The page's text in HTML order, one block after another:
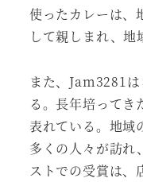
使ったカレーは、
して親しまれ、地
また、Jam3281
る。長年培ってき
表れている。地域
多くの人々が訪れ
ストでの受賞は、